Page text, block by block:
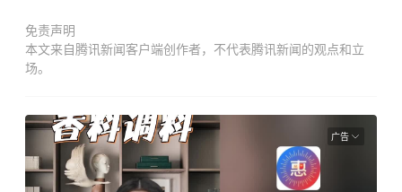
免责声明
本文来自腾讯新闻客户端创作者，不代表腾讯新闻的观点和立
场。
广告